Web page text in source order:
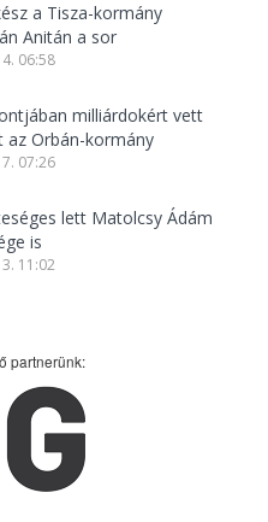
a Tisza-kormány
Anitán a sor
06:58
milliárdokért vett
az Orbán-kormány
07:26
lett Matolcsy Ádám
is
11:02
partnerünk: